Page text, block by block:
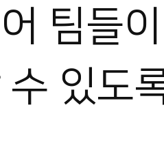
팀들
수 있도